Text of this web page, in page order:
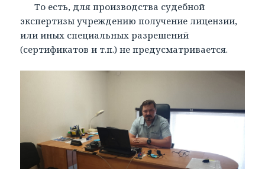
То есть, для производства судебной
экспертизы учреждению получение лицензии,
или иных специальных разрешений
(сертификатов и т.п.) не предусматривается.